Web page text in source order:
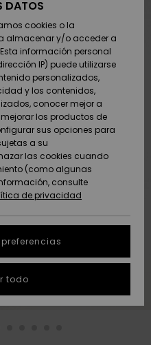
y
y
de
DATOS
cookies o la
almacenar y/o acceder a
información personal
IP) puede utilizarse
personalizados,
y los contenidos,
conocer mejor a
los productos de
sus opciones para
a su
las cookies cuando
(como algunas
consulte
de privacidad
todo